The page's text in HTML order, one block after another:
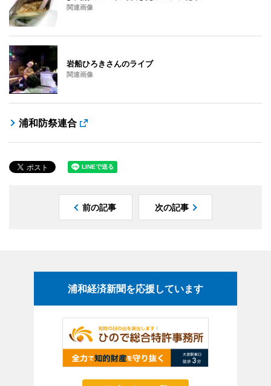
関連画像
岩船ひろきさんのライブ
関連画像
浦和防祭連合
前の記事 次の記事
浦和経済新聞を応援しています